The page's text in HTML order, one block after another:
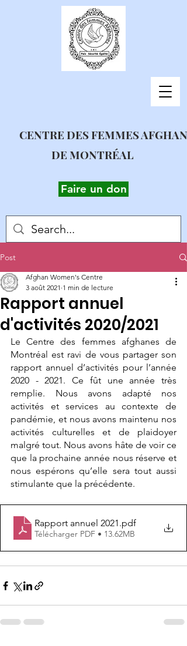
CENTRE DES FEMMES
DE MONTRÉAL
Faire un don
Post
Rapport annuel
d'activités 2020/2021
Afghan Women's Centre
3 août 2021 1 min de lecture
Le Centre des femmes afghanes de
Montréal est ravi de vous partager son
rapport annuel d’activités pour l’année
2020 - 2021. Ce fût une année très
remplie. Nous avons adapté nos
activités et services au contexte de
pandémie, et nous avons maintenu nos
activités culturelles et de plaidoyer
malgré tout. Nous avons hâte de voir ce
que la prochaine année nous réserve et
nous espérons qu’elle sera tout aussi
stimulante que la précédente.
Rapport annuel 2021.pdf
Télécharger PDF • 13.62MB